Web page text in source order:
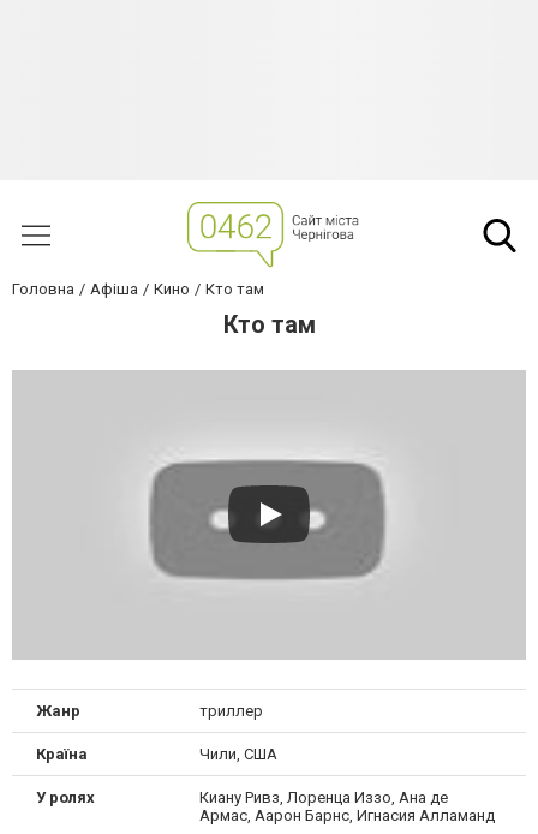
Головна Афіша Кино Кто там
Кто там
Жанр триллер
Країна Чили, США
У ролях
Киану Ривз, Лоренца Иззо, Ана де
Армас, Аарон Барнс, Игнасия Алламанд